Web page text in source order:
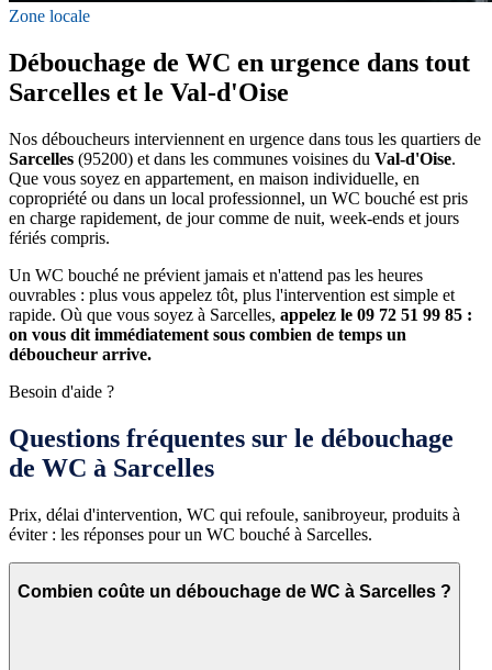
Zone locale
Débouchage de WC en urgence dans tout
Sarcelles et le Val-d'Oise
Nos déboucheurs interviennent en urgence dans tous les quartiers de
Sarcelles (95200) et dans les communes voisines du Val-d'Oise.
Que vous soyez en appartement, en maison individuelle, en
copropriété ou dans un local professionnel, un WC bouché est pris
en charge rapidement, de jour comme de nuit, week-ends et jours
fériés compris.
Un WC bouché ne prévient jamais et n'attend pas les heures
ouvrables : plus vous appelez tôt, plus l'intervention est simple et
rapide. Où que vous soyez à Sarcelles, appelez le 09 72 51 99 85 :
on vous dit immédiatement sous combien de temps un
déboucheur arrive.
Besoin d'aide ?
Questions fréquentes sur le débouchage
de WC à Sarcelles
Prix, délai d'intervention, WC qui refoule, sanibroyeur, produits à
éviter : les réponses pour un WC bouché à Sarcelles.
Combien coûte un débouchage de WC à Sarcelles ?